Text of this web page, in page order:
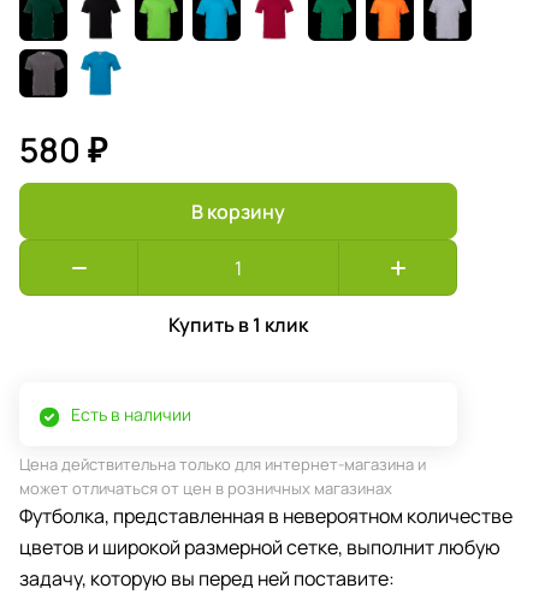
580 ₽
В корзину
Купить в 1 клик
Есть в наличии
Цена действительна только для интернет-магазина и
может отличаться от цен в розничных магазинах
Футболка, представленная в невероятном количестве
цветов и широкой размерной сетке, выполнит любую
задачу, которую вы перед ней поставите: